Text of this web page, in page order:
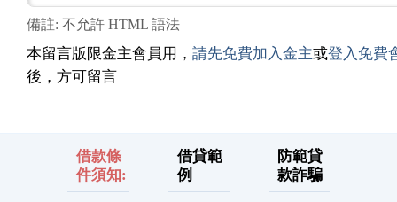
備註: 不允許 HTML 語法
本留言版限金主會員用， 請先免費加入金主或登入免費
後，方可留言
借款條
件須知:
借貸範
例
防範貸
款詐騙